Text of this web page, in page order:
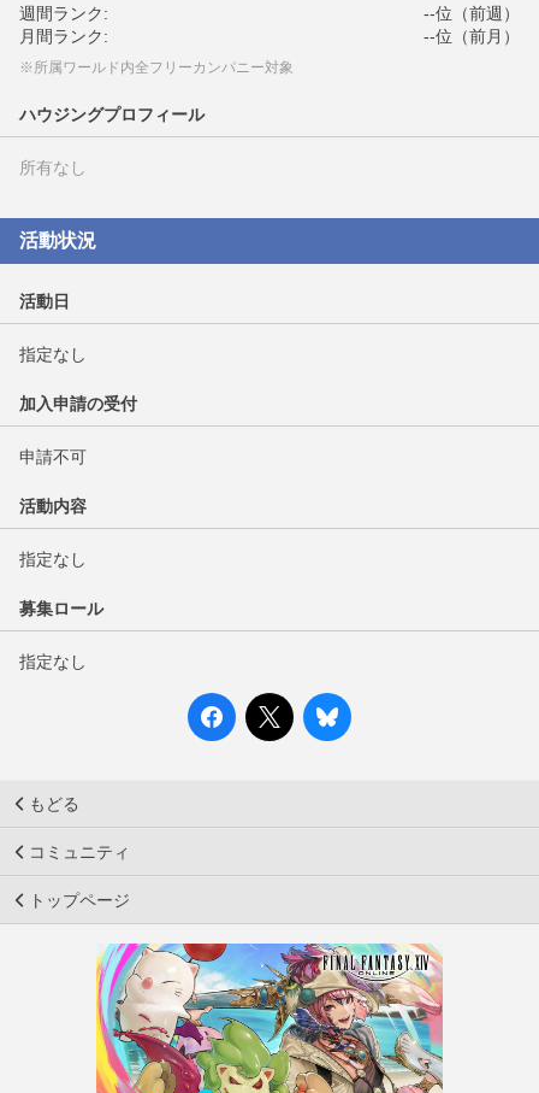
週間ランク:
--位（前週）
月間ランク:
--位（前月）
※所属ワールド内全フリーカンパニー対象
ハウジングプロフィール
所有なし
活動状況
活動日
指定なし
加入申請の受付
申請不可
活動内容
指定なし
募集ロール
指定なし
もどる
コミュニティ
トップページ